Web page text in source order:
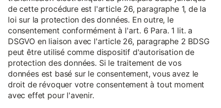
de cette procédure est l'article 26, paragraphe 1, de la
loi sur la protection des données. En outre, le
consentement conformément à l'art. 6 Para. 1 lit. a
DSGVO en liaison avec l'article 26, paragraphe 2 BDSG
peut être utilisé comme dispositif d'autorisation de
protection des données. Si le traitement de vos
données est basé sur le consentement, vous avez le
droit de révoquer votre consentement à tout moment
avec effet pour l'avenir.